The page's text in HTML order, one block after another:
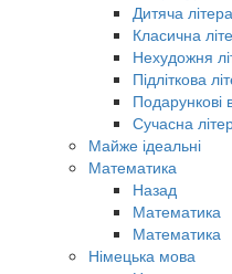
Дитяча
Класична
Нехудожня
Підліткова
Подарункові
Сучасна
Майже ідеальні
Математика
Назад
Математика
Математика
Німецька мова